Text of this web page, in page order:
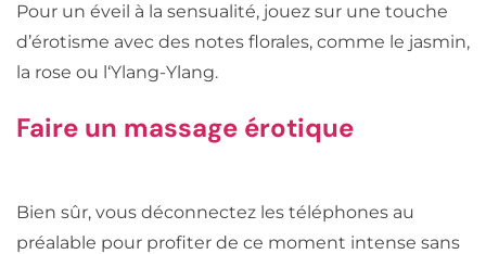
Pour un éveil à la sensualité, jouez sur une touche
d’érotisme avec des notes florales, comme le jasmin,
la rose ou l‘Ylang-Ylang.
Faire un massage érotique
Bien sûr, vous déconnectez les téléphones au
préalable pour profiter de ce moment intense sans